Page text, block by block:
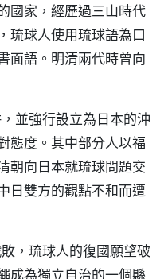
國家，經歷過三山時代
琉球人使用琉球語為口
面語。明清兩代時曾向
並強行設立為日本的沖
態度。其中部分人以福
朝向日本就琉球問題交
日雙方的觀點不和而遭
，琉球人的復國願望破
成為獨立自治的一個縣